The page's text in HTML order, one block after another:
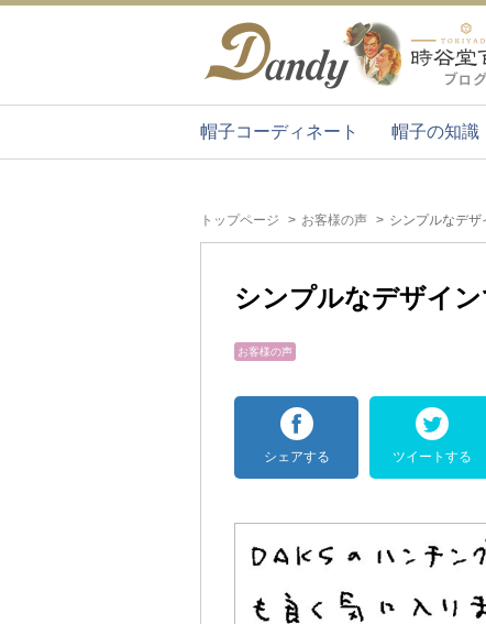
帽子コーディネート 帽子の知識
トップページ お客様の声 シンプルなデザ
シンプルなデザイン
お客様の声
シェアする ツイートする